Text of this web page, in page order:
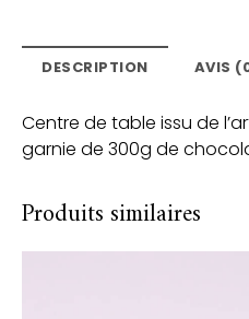
DESCRIPTION AVIS
Centre de table issu de
garnie de 300g de
Produits similaires